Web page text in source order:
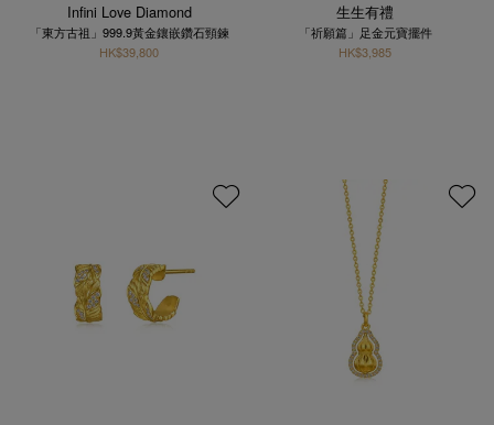
Infini Love Diamond
「東方古祖」999.9黃金鑲嵌鑽石頸鍊
HK$39,800
生生有禮
「祈願篇」足金元寶擺件
HK$3,985